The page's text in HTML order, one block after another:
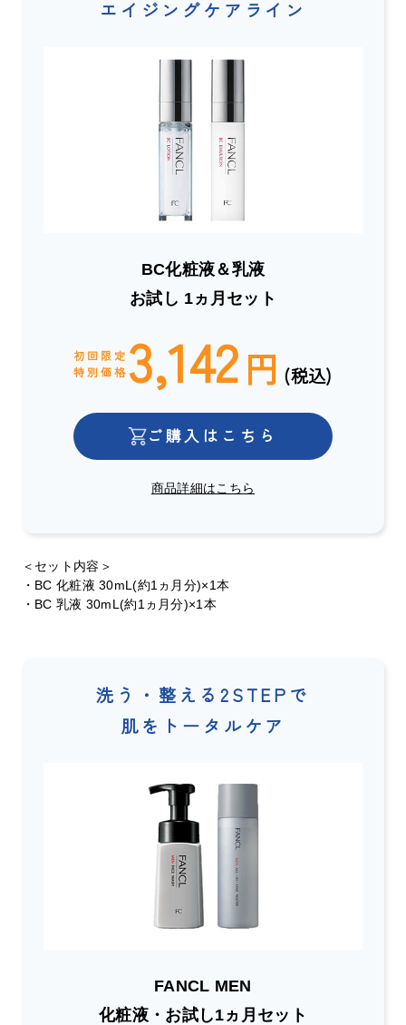
エイジングケアライン
BC化粧液＆乳液
お試し 1ヵ月セット
初回限定
特別価格3,142 円 (税込)
ご購入はこちら
商品詳細はこちら
＜セット内容＞
・BC 化粧液 30mL(約1ヵ月分)×1本
・BC 乳液 30mL(約1ヵ月分)×1本
洗う・整える2STEPで
肌をトータルケア
FANCL MEN
化粧液・お試し1ヵ月セット